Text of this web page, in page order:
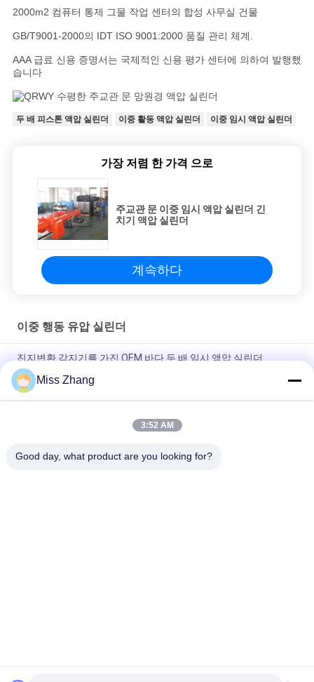
이
트
맵
개
책
2000m2 컴퓨터 통제 그물 작업 센터의 합성 사무실 건물
GB/T9001-2000의 IDT ISO 9001:2000 품질 관리 체계.
AAA 급료 신용 증명서는 국제적인 신용 평가 센터에 의하여 발행했
습니다
두 배 피스톤 액압 실린더 이중 활동 액압 실린더 이중 임시 액압 실린더
가장 저렴 한 가격 으로
주교관 문 이중 임시 액압 실린더 긴
치기 액압 실린더
계속하다
이중 행동 유압 실린더
진지변환 감지기를 가진 OEM 바다 두 배 임시 액압 실린더
걸림새 거꾸로 되는 두 배 피스톤 액압 실린더 두 배 임시 유압
Ram
/두 배 덤프 트럭을 위한 임시 액압 실린더 편평한 문 유압 호이스
Miss Zhang
3:52 AM
Good day, what product are you looking for?